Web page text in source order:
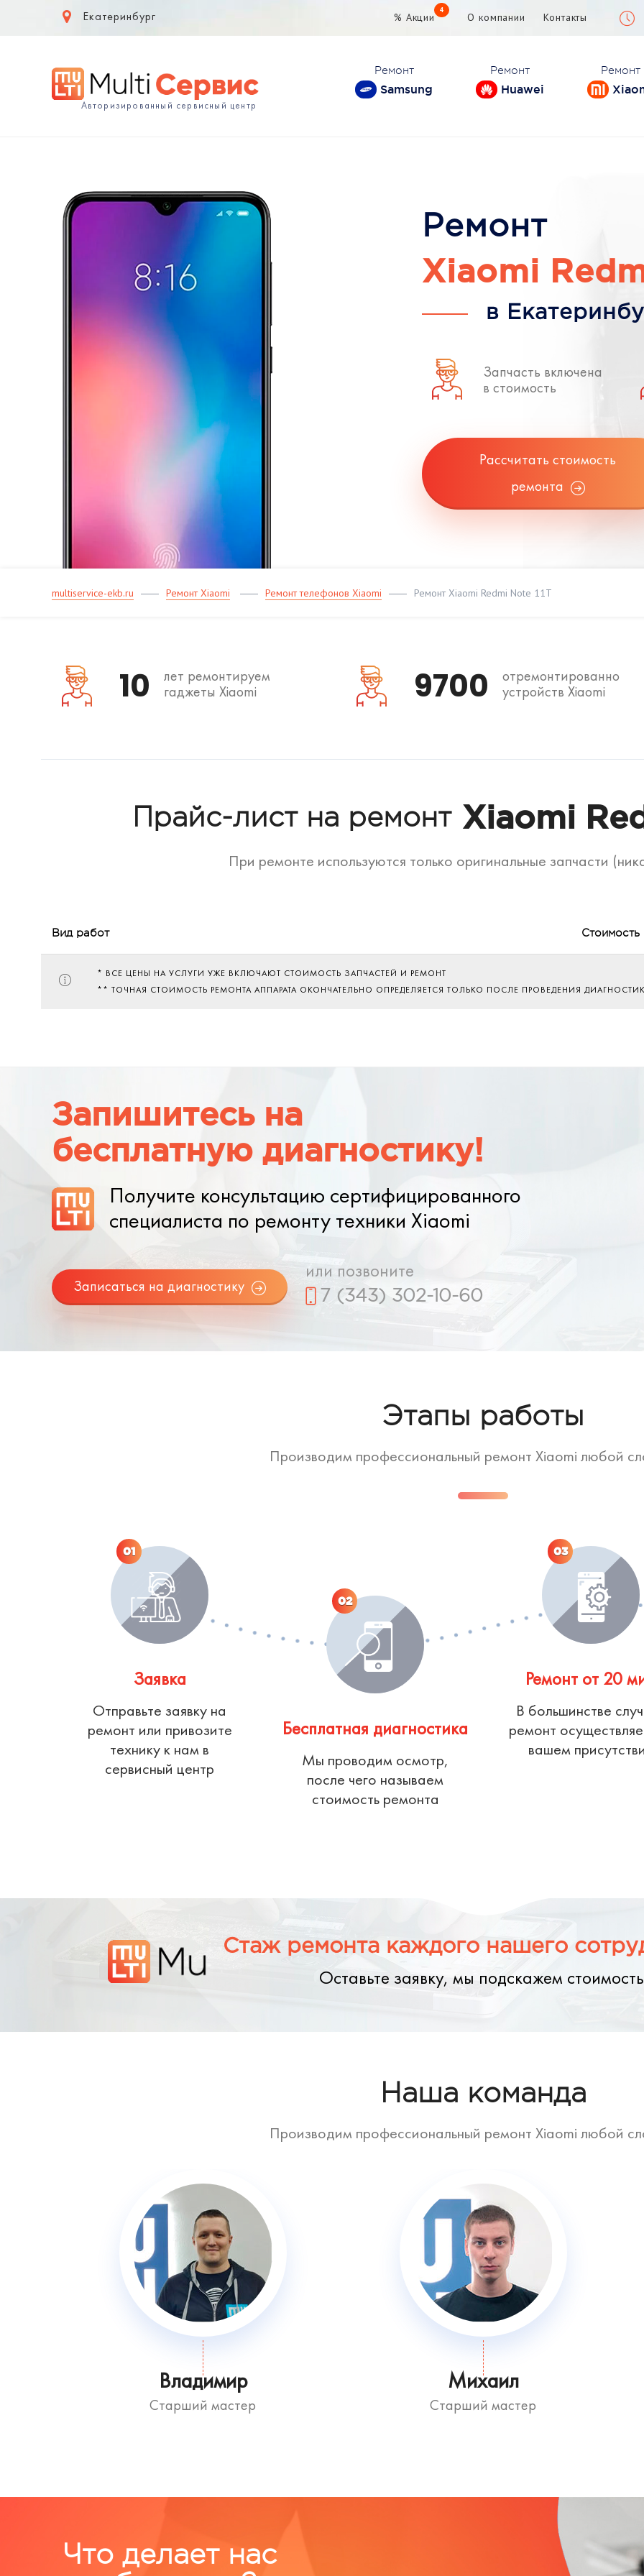
Екатеринбург % Акции
4
О компании Контакты
Авторизированный сервисный центр
Ремонт
Samsung
Ремонт
Huawei
Ремонт
Ремонт
Xiaomi
в
Запчасть включена
в стоимость
Рассчитать стоимость
ремонта
multiservice-ekb.ru Ремонт Xiaomi Ремонт телефонов Xiaomi Ремонт Xiaomi Redmi Note 11T
10
лет ремонтируем
гаджеты Xiaomi
9700
отремонтированно
устройств Xiaomi
Прайс-лист на ремонт Xiaomi
При ремонте используются только оригинальные запчасти
Вид работ Стоимость
* ВСЕ ЦЕНЫ НА УСЛУГИ УЖЕ ВКЛЮЧАЮТ СТОИМОСТЬ ЗАПЧАСТЕЙ И РЕМОНТ
** ТОЧНАЯ СТОИМОСТЬ РЕМОНТА АППАРАТА ОКОНЧАТЕЛЬНО ОПРЕДЕЛЯЕТСЯ ТОЛЬКО ПОСЛЕ ПРОВЕДЕНИЯ
Запишитесь на
бесплатную диагностику!
Получите консультацию сертифицированного
специалиста по ремонту техники Xiaomi
Записаться на диагностику
или позвоните
7 (343) 302-10-60
Этапы работы
Производим профессиональный ремонт Xiaomi любой
01
Заявка
Отправьте заявку на
ремонт или привозите
технику к нам в
сервисный центр
02
Бесплатная диагностика
Мы проводим осмотр,
после чего называем
стоимость ремонта
03
Ремонт от 20
В большинстве
ремонт
вашем
Стаж ремонта каждого нашего
Оставьте заявку, мы подскажем
Наша команда
Производим профессиональный ремонт Xiaomi любой
Владимир
Старший мастер
Михаил
Старший мастер
Что делает нас